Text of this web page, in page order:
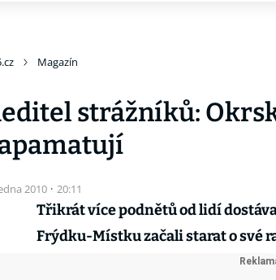
Magazín
strážníků:
2010 · 20:11
Třikrát více podnětů od lidí
Frýdku-Místku začali starat o své